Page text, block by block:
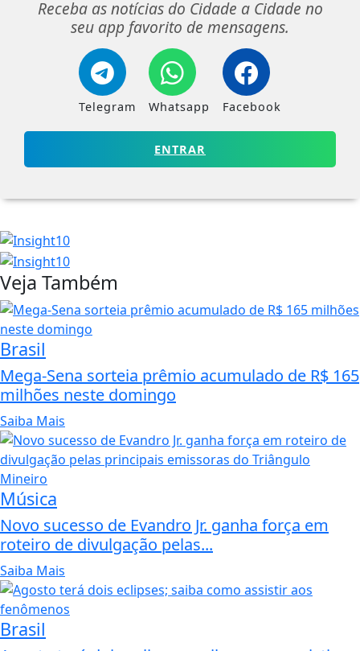
Receba as notícias do Cidade a Cidade no
seu app favorito de mensagens.
Telegram Whatsapp Facebook
ENTRAR
Veja Também
Brasil
Mega-Sena sorteia prêmio acumulado de R$ 165
milhões neste domingo
Saiba Mais
Música
Novo sucesso de Evandro Jr. ganha força em
roteiro de divulgação pelas...
Saiba Mais
Brasil